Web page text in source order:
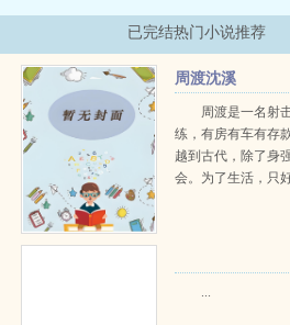
已完结热门小说推荐
周渡沈溪
周渡是一名射
练，有房有车有存
越到古代，除了身
会。为了生活，只
...